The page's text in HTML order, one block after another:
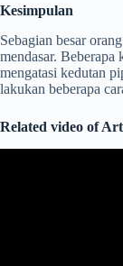
Kesimpulan
Sebagian besar
mendasar.
mengatasi kedutan
lakukan beberapa
Related video of